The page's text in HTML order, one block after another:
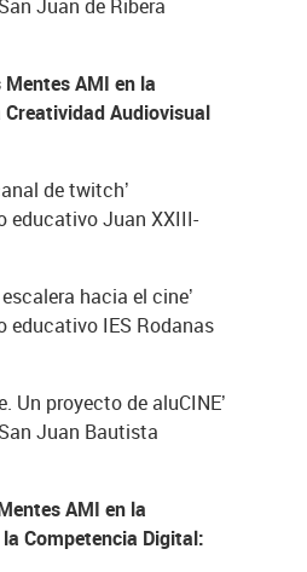
Juan de Ribera
AMI en la
Audiovisual
de twitch’
educativo Juan XXIII-
hacia el cine’
educativo IES Rodanas
Un proyecto de aluCINE’
Juan Bautista
AMI en la
Competencia Digital: